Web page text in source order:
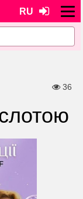
RU
36